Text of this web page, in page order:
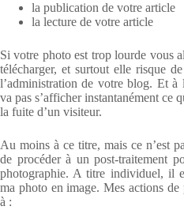
la publication de votre article
la lecture de votre article
Si votre photo est trop lourde vous
télécharger, et surtout elle risque
l’administration de votre blog. Et à
va pas s’afficher instantanément ce
la fuite d’un visiteur.
Au moins à ce titre, mais ce n’est
de procéder à un post-traitement
photographie. A titre individuel, il
ma photo en image. Mes actions
à :